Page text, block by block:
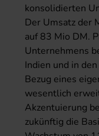
konsolidierten
Der Umsatz der
auf 83 Mio DM.
Unternehmens
Indien und in
Bezug eines
wesentlich
Akzentuierung
zukünftig die